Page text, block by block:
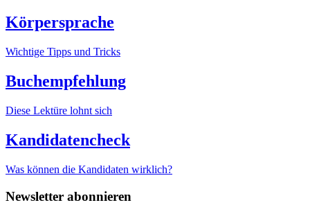
Körpersprache
Wichtige Tipps und Tricks
Buchempfehlung
Diese Lektüre lohnt sich
Kandidatencheck
Was können die Kandidaten wirklich?
Newsletter abonnieren